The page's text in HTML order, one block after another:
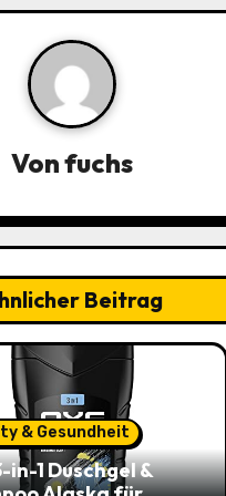
Vonfuchs
Beitrag
& Gesundheit
in-1 Duschgel &